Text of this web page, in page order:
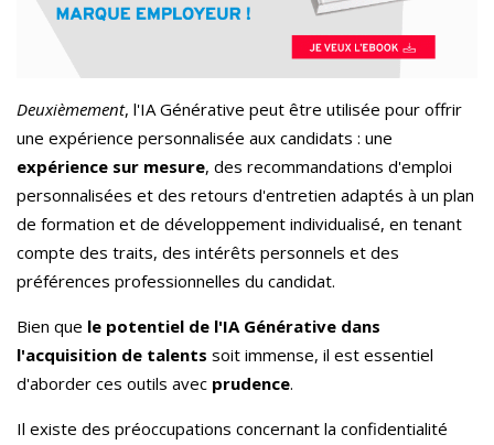
Deuxièmement, l'IA Générative peut être utilisée pour offrir
une expérience personnalisée aux candidats : une
expérience sur mesure, des recommandations d'emploi
personnalisées et des retours d'entretien adaptés à un plan
de formation et de développement individualisé, en tenant
compte des traits, des intérêts personnels et des
préférences professionnelles du candidat.
Bien que le potentiel de l'IA Générative dans
l'acquisition de talents soit immense, il est essentiel
d'aborder ces outils avec prudence.
Il existe des préoccupations concernant la confidentialité